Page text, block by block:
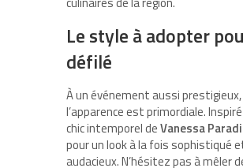
Le style à adopter
défilé
À un événement aussi prestigieux,
l’apparence est primordiale.
chic intemporel deVanessa
pour un look à la fois sophistiqué
audacieux. N’hésitez pas à mêler